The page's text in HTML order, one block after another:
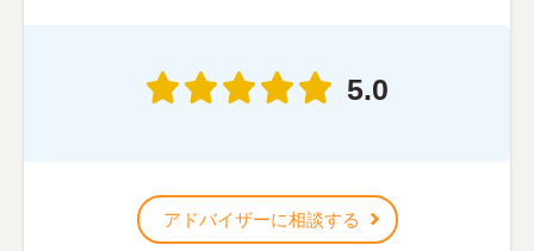
5.0
アドバイザーに相談する